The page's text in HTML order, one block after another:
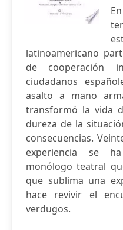
latinoamericano
de cooperación
ciudadanos
asalto a mano
transformó la vida
dureza de la
consecuencias.
experiencia se
monólogo teatral
que sublima una
hace revivir el
verdugos.